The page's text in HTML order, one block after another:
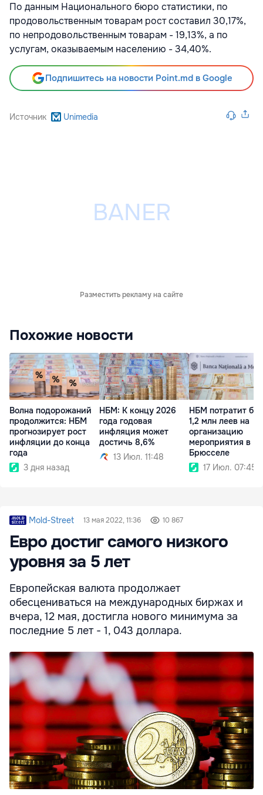
По данным Национального бюро статистики, по
продовольственным товарам рост составил 30,17%,
по непродовольственным товарам - 19,13%, а по
услугам, оказываемым населению - 34,40%.
Подпишитесь на новости Point.md в Google
Источник Unimedia
Разместить рекламу на сайте
Похожие новости
Волна подорожаний
продолжится: НБМ
прогнозирует рост
инфляции до конца
года
3 дня назад
НБМ: К концу 2026
года годовая
инфляция может
достичь 8,6%
13 Июл. 11:48
НБМ потратит
1,2 млн леев на
организацию
мероприятия в
Брюсселе
17 Июл. 07:45
Mold-Street 13 мая 2022, 11:36 10 867
Евро достиг самого низкого
уровня за 5 лет
Европейская валюта продолжает
обесцениваться на международных биржах и
вчера, 12 мая, достигла нового минимума за
последние 5 лет - 1, 043 доллара.